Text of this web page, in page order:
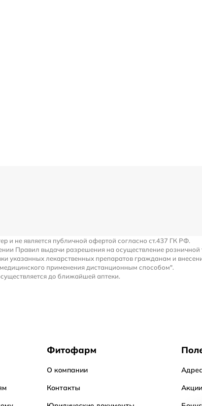
и не является публичной офертой согласно ст.437 ГК РФ.
Правил выдачи разрешения на осуществление
указанных лекарственных препаратов гражданам и
применения дистанционным способом".
до ближайшей аптеки.
Фитофарм
О компании
Контакты
Акции